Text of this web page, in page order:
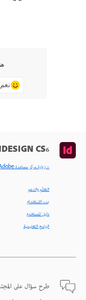
CS6
< زيارة مركز مساعدة Adobe
التعلّم والدعم
بدء الاستخدام
دليل المستخدم
البرامج التعليمية
طرح سؤال على